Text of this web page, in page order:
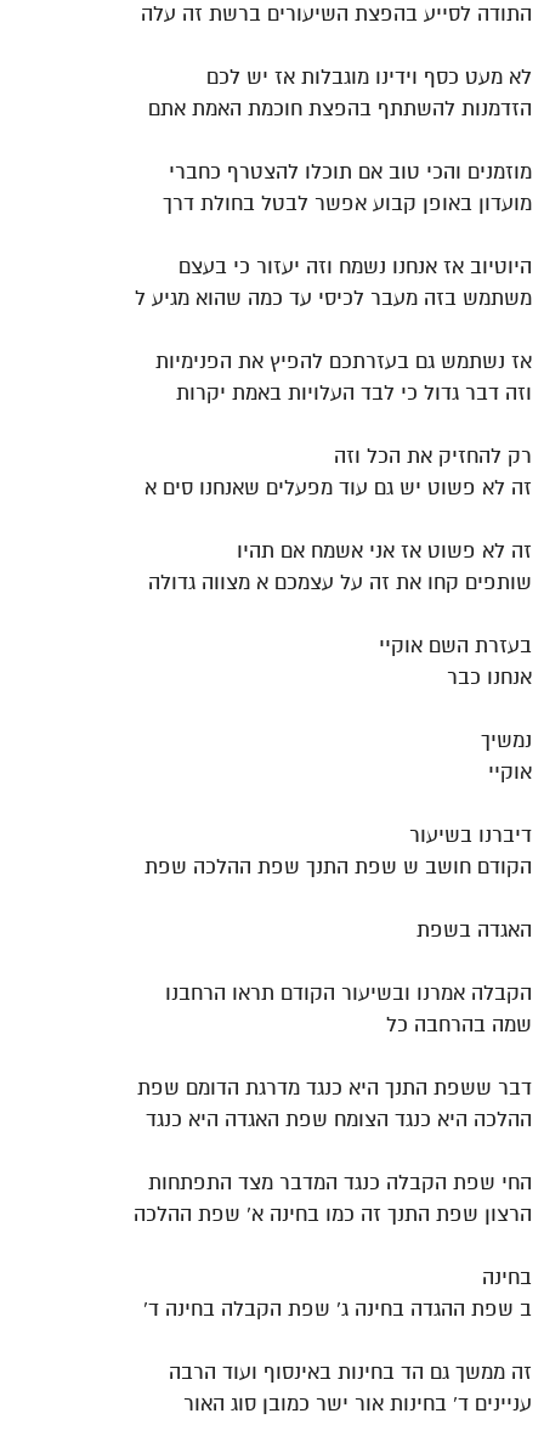
התודה לסייע בהפצת השיעורים ברשת זה עלה
לא מעט כסף וידינו מוגבלות אז יש לכם
הזדמנות להשתתף בהפצת חוכמת האמת אתם
מוזמנים והכי טוב אם תוכלו להצטרף כחברי
מועדון באופן קבוע אפשר לבטל בחולת דרך
היוטיוב אז אנחנו נשמח וזה יעזור כי בעצם
משתמש בזה מעבר לכיסי עד כמה שהוא מגיע ל
אז נשתמש גם בעזרתכם להפיץ את הפנימיות
וזה דבר גדול כי לבד העלויות באמת יקרות
רק להחזיק את הכל וזה
זה לא פשוט יש גם עוד מפעלים שאנחנו סים א
זה לא פשוט אז אני אשמח אם תהיו
שותפים קחו את זה על עצמכם א מצווה גדולה
בעזרת השם אוקיי
אנחנו כבר
נמשיך
אוקיי
דיברנו בשיעור
הקודם חושב ש שפת התנך שפת ההלכה שפת
האגדה בשפת
הקבלה אמרנו ובשיעור הקודם תראו הרחבנו
שמה בהרחבה כל
דבר ששפת התנך היא כנגד מדרגת הדומם שפת
ההלכה היא כנגד הצומח שפת האגדה היא כנגד
החי שפת הקבלה כנגד המדבר מצד התפתחות
הרצון שפת התנך זה כמו בחינה א' שפת ההלכה
בחינה
ב שפת ההגדה בחינה ג' שפת הקבלה בחינה ד'
זה ממשך גם הד בחינות באינסוף ועוד הרבה
עניינים ד' בחינות אור ישר כמובן סוג האור